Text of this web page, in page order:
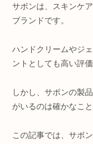
サボンは、スキンケ
ブランドです。
ハンドクリームやジ
ントとしても高い評
しかし、サボンの製
がいるのは確かなこと
この記事では、サボ